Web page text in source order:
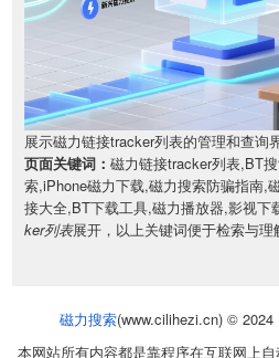
展示磁力链接tracker列表的管理和查询
页面关键词： 磁力链接tracker列表,BT
索,iPhone磁力下载,磁力搜索防骗指南,
接大全,BT下载工具,磁力播放器,影视下
ker列表展开，以上关键词便于检索与理
磁力搜索(www.cilihezi.cn) © 2024
本网站所有内容都是靠程序在互联网上